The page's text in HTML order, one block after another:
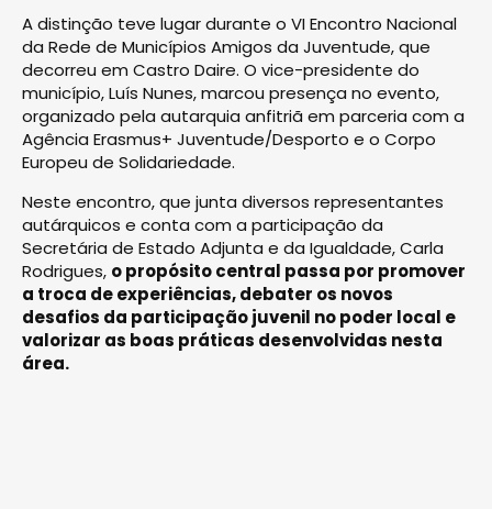
A distinção teve lugar durante o VI Encontro Nacional
da Rede de Municípios Amigos da Juventude, que
decorreu em Castro Daire. O vice-presidente do
município, Luís Nunes, marcou presença no evento,
organizado pela autarquia anfitriã em parceria com a
Agência Erasmus+ Juventude/Desporto e o Corpo
Europeu de Solidariedade.
Neste encontro, que junta diversos representantes
autárquicos e conta com a participação da
Secretária de Estado Adjunta e da Igualdade, Carla
Rodrigues, o propósito central passa por promover
a troca de experiências, debater os novos
desafios da participação juvenil no poder local e
valorizar as boas práticas desenvolvidas nesta
área.